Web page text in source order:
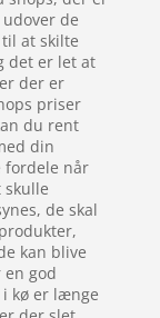
de
at skilte
det er let at
der er
priser
du rent
din
fordele når
de skal
kan blive
god
kø er længe